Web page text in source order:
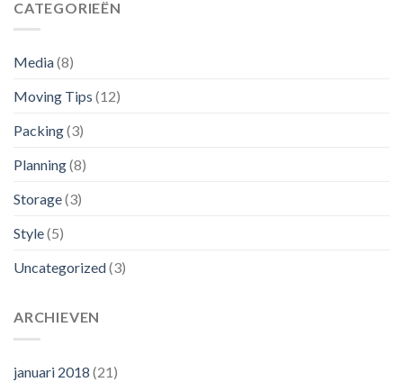
CATEGORIEËN
Media(8)
Moving Tips (12)
Packing(3)
Planning(8)
Storage(3)
Style(5)
Uncategorized(3)
ARCHIEVEN
januari 2018 (21)